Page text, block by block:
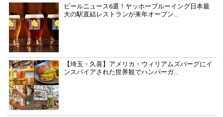
ビールニュース6選！ヤッホーブルーイング日本最
大の駅直結レストランが来年オープン...
【埼玉・久喜】アメリカ・ウィリアムズバーグにイ
ンスパイアされた世界観でハンバーガ...